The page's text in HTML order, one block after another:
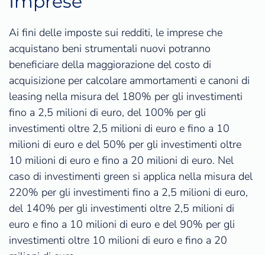
Ai fini delle imposte sui redditi, le imprese che
acquistano beni strumentali nuovi potranno
beneficiare della maggiorazione del costo di
acquisizione per calcolare ammortamenti e canoni di
leasing nella misura del 180% per gli investimenti
fino a 2,5 milioni di euro, del 100% per gli
investimenti oltre 2,5 milioni di euro e fino a 10
milioni di euro e del 50% per gli investimenti oltre
10 milioni di euro e fino a 20 milioni di euro. Nel
caso di investimenti green si applica nella misura del
220% per gli investimenti fino a 2,5 milioni di euro,
del 140% per gli investimenti oltre 2,5 milioni di
euro e fino a 10 milioni di euro e del 90% per gli
investimenti oltre 10 milioni di euro e fino a 20